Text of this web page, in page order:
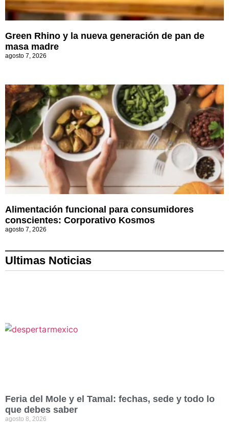
Green Rhino y la nueva generación de pan de
masa madre
agosto 7, 2026
Alimentación funcional para consumidores
conscientes: Corporativo Kosmos
agosto 7, 2026
Ultimas Noticias
Feria del Mole y el Tamal: fechas, sede y todo lo
que debes saber
agosto 8, 2026